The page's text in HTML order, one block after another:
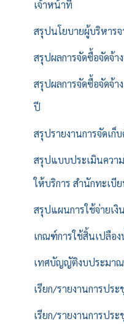
เจ้าหน้าที่
สรุปนโยบายผู้บริหาร
สรุปผลการจัดซื้อจัดจ้า
สรุปผลการจัดซื้อจัดจ้
ปี
สรุปรายงานการจัดเก็
สรุปแบบประเมินควา
ให้บริการ สำนักทะเบี
สรุปแผนการใช้จ่ายเ
เกณฑ์การใช้สิ้นเปลือ
เทศบัญญัติงบประมาณ
เรียก/รายงานการประ
เรียก/รายงานการปร